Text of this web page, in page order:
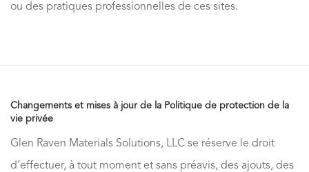
ou des pratiques professionnelles de ces sites.
Changements et mises à jour de la Politique de protection de la
vie privée
Glen Raven Materials Solutions, LLC se réserve le droit
d’effectuer, à tout moment et sans préavis, des ajouts, des